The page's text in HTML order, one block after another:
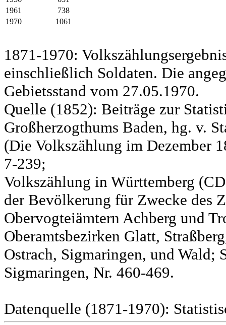
1961
738
1970
1061
1871-1970:
einschließlich Soldaten. Die
Gebietsstand vom 27.05.1970.
Quelle (1852): Beiträge zur
Großherzogthums Baden, hg. v.
(Die Volkszählung im Dezember
7-239;
Volkszählung in Württemberg
der Bevölkerung für Zwecke des
Obervogteiämtern Achberg und
Oberamtsbezirken Glatt,
Ostrach, Sigmaringen, und Wald;
Sigmaringen, Nr. 460-469.
Datenquelle (1871-1970):